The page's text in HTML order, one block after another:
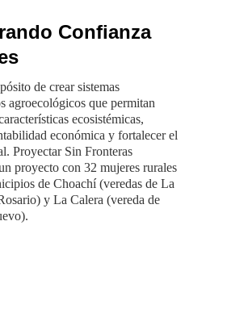
Confianza
de crear sistemas
agroecológicos que permitan
ecosistémicas,
económica y fortalecer el
Proyectar Sin Fronteras
proyecto con 32 mujeres rurales
de Choachí (veredas de La
y La Calera (vereda de